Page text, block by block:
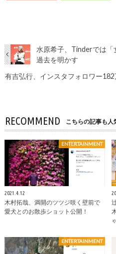
水原希子、Tinderでは「
過去を明かす
有吉弘行、インスタフォロワー182
RECOMMEND こちらの記事も人
ENTERTAINMENT
2021.4.12
木村拓哉、満開のツツジ咲く壁前で
愛犬とのお散歩ショット公開！
ENTERTAINMENT